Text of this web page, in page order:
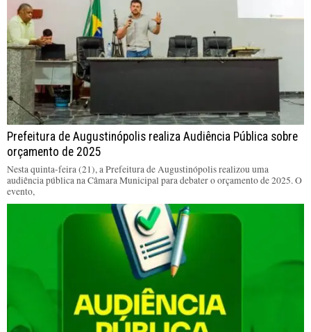
Prefeitura de Augustinópolis realiza Audiência Pública sobre
orçamento de 2025
Nesta quinta-feira (21), a Prefeitura de Augustinópolis realizou uma
audiência pública na Câmara Municipal para debater o orçamento de 2025. O
evento,